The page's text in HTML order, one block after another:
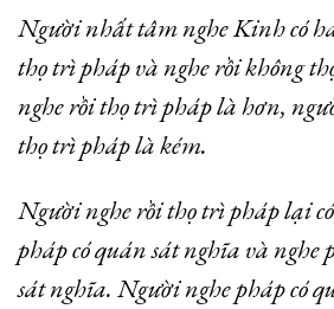
Người nhất tâm nghe Kinh có
thọ trì pháp và nghe rồi không
nghe rồi thọ trì pháp là hơn,
thọ trì pháp là kém.
Người nghe rồi thọ trì pháp lại
pháp có quán sát nghĩa và nghe
sát nghĩa. Người nghe pháp có